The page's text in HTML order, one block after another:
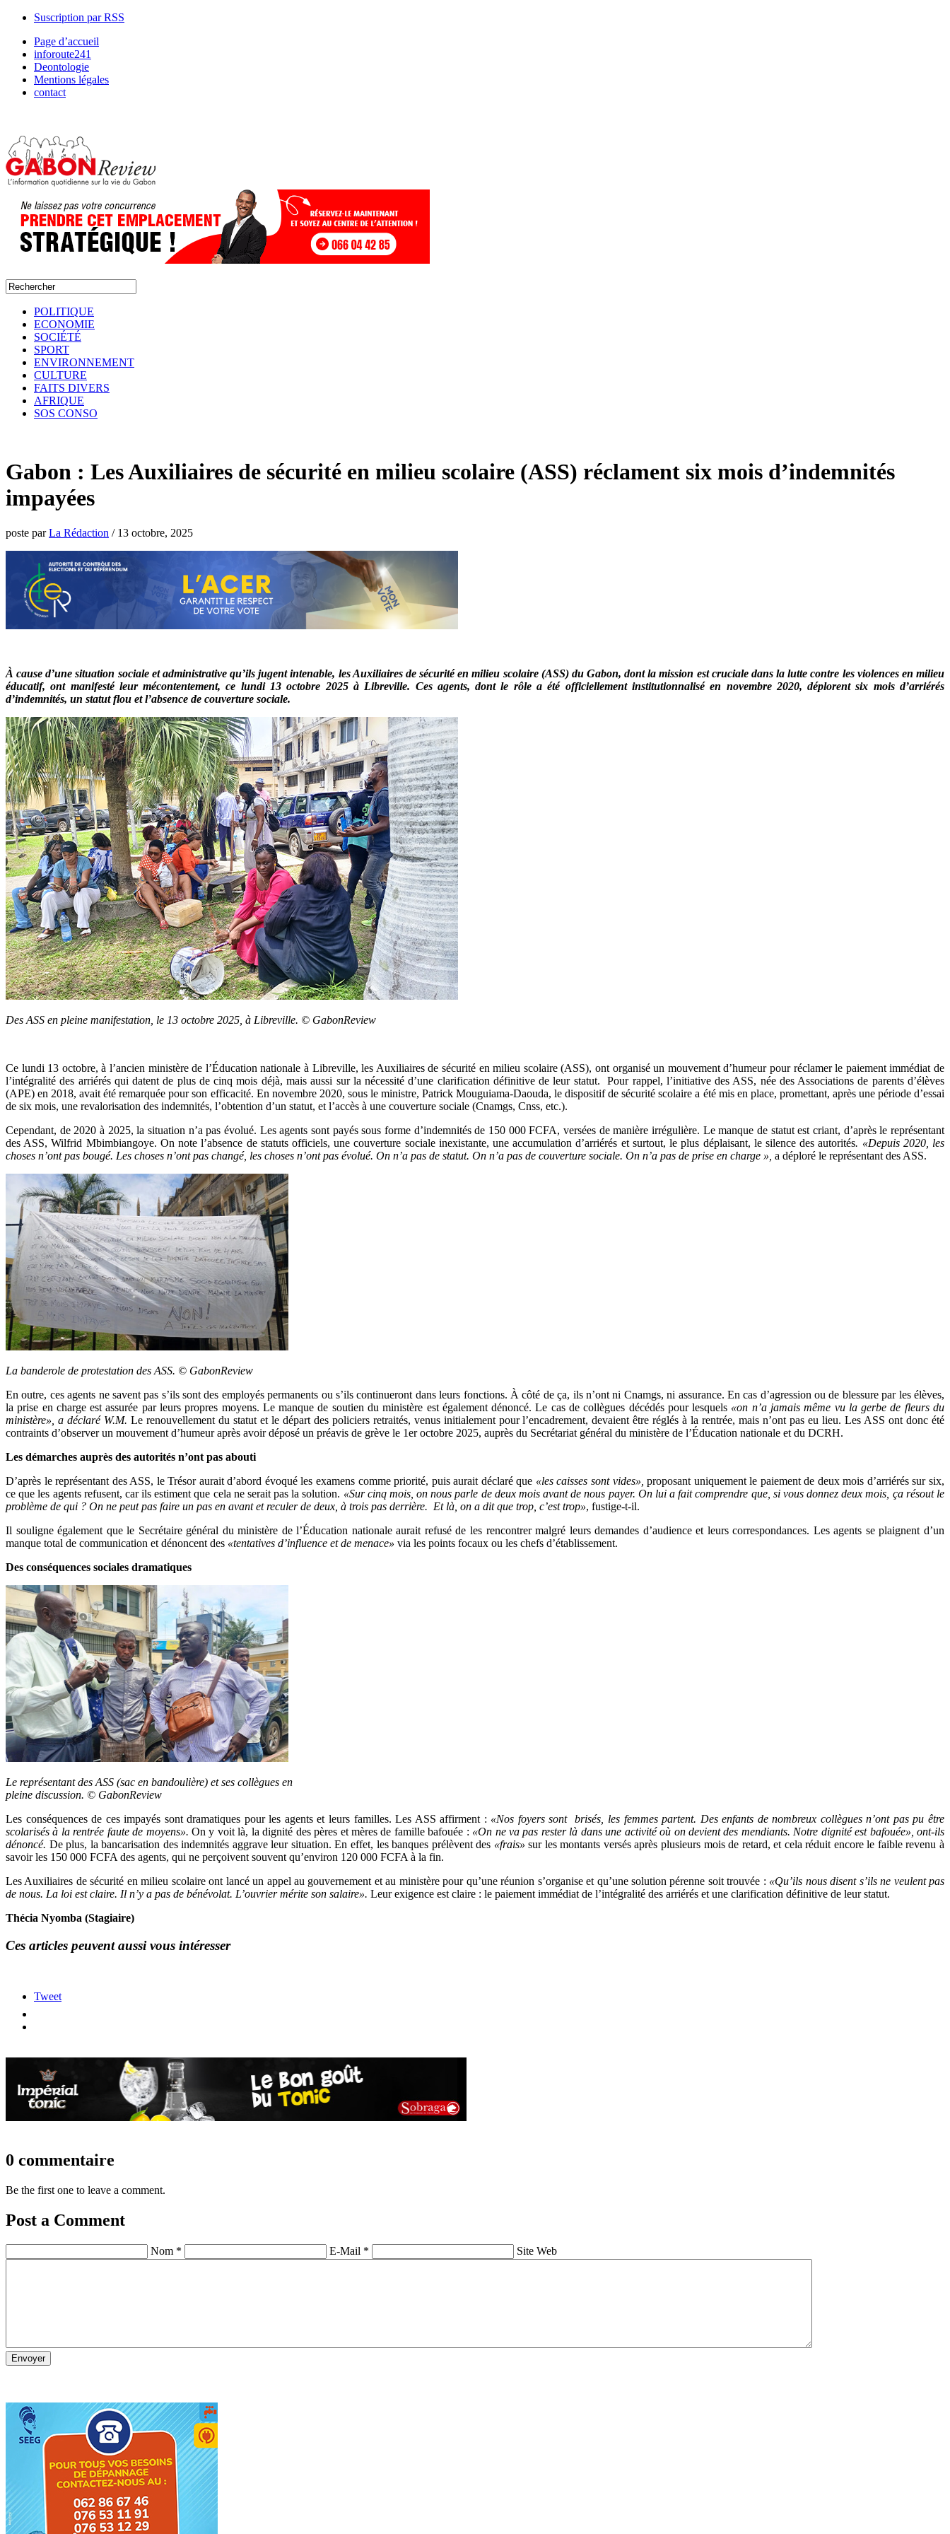
Suscription par RSS
Page d’accueil
inforoute241
Deontologie
Mentions légales
contact
POLITIQUE
ECONOMIE
SOCIÉTÉ
SPORT
ENVIRONNEMENT
CULTURE
FAITS DIVERS
AFRIQUE
SOS CONSO
Gabon : Les Auxiliaires de sécurité en milieu scolaire (ASS) réclament six mois d’indemnités
impayées
poste parLa Rédaction / 13 octobre, 2025
À cause d’une situation sociale et administrative qu’ils jugent intenable, les Auxiliaires de sécurité en milieu scolaire (ASS) du Gabon, dont la mission est cruciale dans la lutte contre les violences en milieu
éducatif, ont manifesté leur mécontentement, ce lundi 13 octobre 2025 à Libreville. Ces agents, dont le rôle a été officiellement institutionnalisé en novembre 2020, déplorent six mois d’arriérés
d’indemnités, un statut flou et l’absence de couverture sociale.
Des ASS en pleine manifestation, le 13 octobre 2025, à Libreville. © GabonReview
Ce lundi 13 octobre, à l’ancien ministère de l’Éducation nationale à Libreville, les Auxiliaires de sécurité en milieu scolaire (ASS), ont organisé un mouvement d’humeur pour réclamer le paiement immédiat de
l’intégralité des arriérés qui datent de plus de cinq mois déjà, mais aussi sur la nécessité d’une clarification définitive de leur statut. Pour rappel, l’initiative des ASS, née des Associations de parents d’élèves
(APE) en 2018, avait été remarquée pour son efficacité. En novembre 2020, sous le ministre, Patrick Mouguiama-Daouda, le dispositif de sécurité scolaire a été mis en place, promettant, après une période d’essai
de six mois, une revalorisation des indemnités, l’obtention d’un statut, et l’accès à une couverture sociale (Cnamgs, Cnss, etc.).
Cependant, de 2020 à 2025, la situation n’a pas évolué. Les agents sont payés sous forme d’indemnités de 150 000 FCFA, versées de manière irrégulière. Le manque de statut est criant, d’après le représentant
des ASS, Wilfrid Mbimbiangoye. On note l’absence de statuts officiels, une couverture sociale inexistante, une accumulation d’arriérés et surtout, le plus déplaisant, le silence des autorités. «Depuis 2020, les
choses n’ont pas bougé. Les choses n’ont pas changé, les choses n’ont pas évolué. On n’a pas de statut. On n’a pas de couverture sociale. On n’a pas de prise en charge », a déploré le représentant des ASS.
La banderole de protestation des ASS. © GabonReview
En outre, ces agents ne savent pas s’ils sont des employés permanents ou s’ils continueront dans leurs fonctions. À côté de ça, ils n’ont ni Cnamgs, ni assurance. En cas d’agression ou de blessure par les élèves,
la prise en charge est assurée par leurs propres moyens. Le manque de soutien du ministère est également dénoncé. Le cas de collègues décédés pour lesquels «on n’a jamais même vu la gerbe de fleurs du
ministère», a déclaré W.M. Le renouvellement du statut et le départ des policiers retraités, venus initialement pour l’encadrement, devaient être réglés à la rentrée, mais n’ont pas eu lieu. Les ASS ont donc été
contraints d’observer un mouvement d’humeur après avoir déposé un préavis de grève le 1er octobre 2025, auprès du Secrétariat général du ministère de l’Éducation nationale et du DCRH.
Les démarches auprès des autorités n’ont pas abouti
D’après le représentant des ASS, le Trésor aurait d’abord évoqué les examens comme priorité, puis aurait déclaré que «les caisses sont vides», proposant uniquement le paiement de deux mois d’arriérés sur six,
ce que les agents refusent, car ils estiment que cela ne serait pas la solution. «Sur cinq mois, on nous parle de deux mois avant de nous payer. On lui a fait comprendre que, si vous donnez deux mois, ça résout le
problème de qui ? On ne peut pas faire un pas en avant et reculer de deux, à trois pas derrière. Et là, on a dit que trop, c’est trop», fustige-t-il.
Il souligne également que le Secrétaire général du ministère de l’Éducation nationale aurait refusé de les rencontrer malgré leurs demandes d’audience et leurs correspondances. Les agents se plaignent d’un
manque total de communication et dénoncent des «tentatives d’influence et de menace» via les points focaux ou les chefs d’établissement.
Des conséquences sociales dramatiques
Le représentant des ASS (sac en bandoulière) et ses collègues en
pleine discussion. © GabonReview
Les conséquences de ces impayés sont dramatiques pour les agents et leurs familles. Les ASS affirment : «Nos foyers sont brisés, les femmes partent. Des enfants de nombreux collègues n’ont pas pu être
scolarisés à la rentrée faute de moyens». On y voit là, la dignité des pères et mères de famille bafouée : «On ne va pas rester là dans une activité où on devient des mendiants. Notre dignité est bafouée», ont-ils
dénoncé. De plus, la bancarisation des indemnités aggrave leur situation. En effet, les banques prélèvent des «frais» sur les montants versés après plusieurs mois de retard, et cela réduit encore le faible revenu à
savoir les 150 000 FCFA des agents, qui ne perçoivent souvent qu’environ 120 000 FCFA à la fin.
Les Auxiliaires de sécurité en milieu scolaire ont lancé un appel au gouvernement et au ministère pour qu’une réunion s’organise et qu’une solution pérenne soit trouvée : «Qu’ils nous disent s’ils ne veulent pas
de nous. La loi est claire. Il n’y a pas de bénévolat. L’ouvrier mérite son salaire». Leur exigence est claire : le paiement immédiat de l’intégralité des arriérés et une clarification définitive de leur statut.
Thécia Nyomba (Stagiaire)
Ces articles peuvent aussi vous intéresser
Tweet
0 commentaire
Be the first one to leave a comment.
Post a Comment
Nom * E-Mail * Site Web